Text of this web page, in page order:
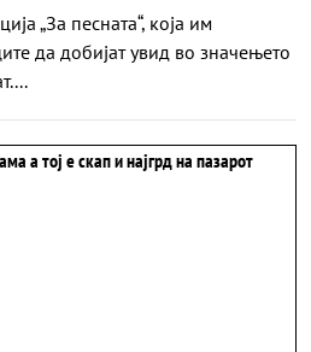
„За песната“, која им
да добијат увид во значењето